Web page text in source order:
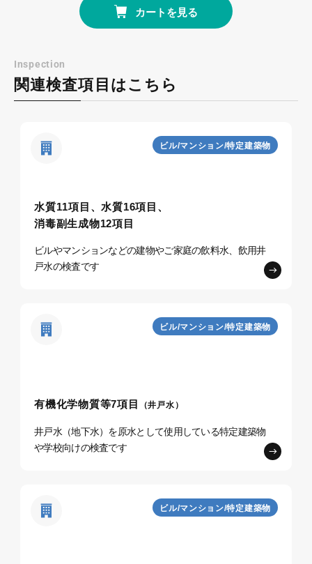
カートを見る
Inspection
関連検査項目はこちら
ビル/マンション/特定建築物
水質11項目、水質16項目、
消毒副生成物12項目
ビルやマンションなどの建物やご家庭の飲料水、飲用井
戸水の検査です
ビル/マンション/特定建築物
有機化学物質等7項目 （井戸水）
井戸水（地下水）を原水として使用している特定建築物
や学校向けの検査です
ビル/マンション/特定建築物